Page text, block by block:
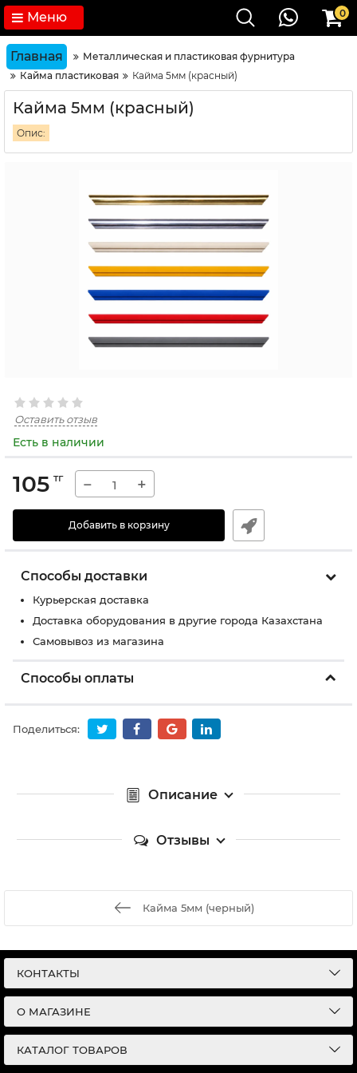
Меню 0
Главная
Металлическая и пластиковая фурнитура
Кайма пластиковая
Кайма 5мм (красный)
Кайма 5мм (красный)
Опис:
Оставить отзыв
Есть в наличии
105 тг − +
Добавить в корзину
Способы доставки
Курьерская доставка
Доставка оборудования в другие города Казахстана
Самовывоз из магазина
Способы оплаты
Поделиться:
Описание
Отзывы
Кайма 5мм (черный)
КОНТАКТЫ
О МАГАЗИНЕ
КАТАЛОГ ТОВАРОВ